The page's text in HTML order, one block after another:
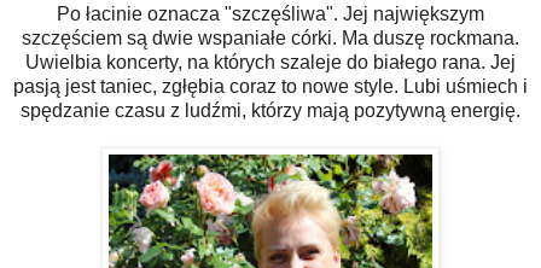
Po łacinie oznacza "szczęśliwa". Jej największym
szczęściem są dwie wspaniałe córki. Ma duszę rockmana.
Uwielbia koncerty, na których szaleje do białego rana. Jej
pasją jest taniec, zgłębia coraz to nowe style. Lubi uśmiech i
spędzanie czasu z ludźmi, którzy mają pozytywną energię.